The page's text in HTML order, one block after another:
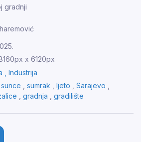
gradnji
x 6120px
, Industrija
sunce sumrak ljeto Sarajevo
gradnja gradilište